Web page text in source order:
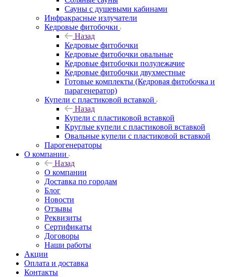
Сауны с душевыми кабинами
Инфракрасные излучатели
Кедровые фитобочки
Назад
Кедровые фитобочки
Кедровые фитобочки овальные
Кедровые фитобочки полулежачие
Кедровые фитобочки двухместные
Готовые комплекты (Кедровая фитобочка и
парагенератор)
Купели с пластиковой вставкой
Назад
Купели с пластиковой вставкой
Круглые купели с пластиковой вставкой
Овальные купели с пластиковой вставкой
Парогенераторы
О компании
Назад
О компании
Доставка по городам
Блог
Новости
Отзывы
Реквизиты
Сертификаты
Договоры
Наши работы
Акции
Оплата и доставка
Контакты